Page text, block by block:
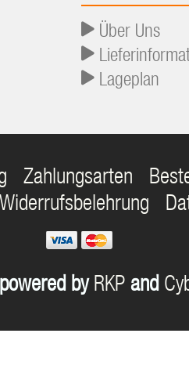
Über Uns
Lageplan
Zahlungsarten
Widerrufsbelehrung
by RKP and